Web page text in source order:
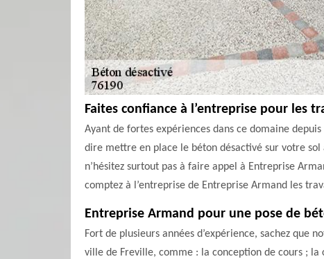
Faites confiance à l’entreprise pour les
Ayant de fortes expériences dans ce domaine
dire mettre en place le béton désactivé sur votre
n’hésitez surtout pas à faire appel à Entreprise
comptez à l’entreprise de Entreprise Armand les
Entreprise Armand pour une pose de
Fort de plusieurs années d’expérience, sachez que
ville de Freville, comme : la conception de cours ;